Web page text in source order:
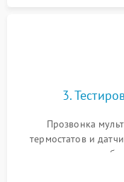
3.
Прозвонка
термостатов и
конденсатора,
тепловым насосом